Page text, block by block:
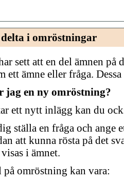
delta i omröstningar
sett att en del ämnen
ett ämne eller fråga.
jag en ny omröstning?
ett nytt inlägg kan du
ställa en fråga och ange
att kunna rösta på det
i ämnet.
på omröstning kan vara: